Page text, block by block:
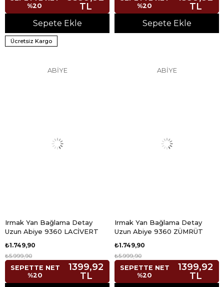
%20
TL
Sepete Ekle
Ücretsiz Kargo
%20
TL
Sepete Ekle
ABİYE
Irmak Yan Bağlama Detay
Uzun Abiye 9360 LACİVERT
₺1.749,90
₺5.999,90
SEPETTE NET
%20
1399,92
TL
ABİYE
Irmak Yan Bağlama Detay
Uzun Abiye 9360 ZÜMRÜT
₺1.749,90
₺5.999,90
SEPETTE NET
%20
1399,92
TL